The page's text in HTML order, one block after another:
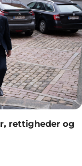
rettigheder og